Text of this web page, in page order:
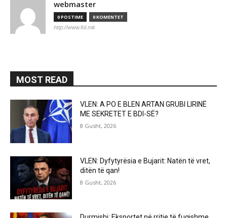
webmaster
0 POSTIME 0 KOMENTET
http://www.fol.mk
MOST READ
VLEN: A PO E BLEN ARTAN GRUBI LIRINË
ME SEKRETET E BDI-SË?
8 Gusht, 2026
VLEN: Dyfytyrësia e Bujarit: Natën të vret,
ditën të qan!
8 Gusht, 2026